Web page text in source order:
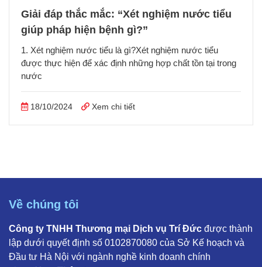
Giải đáp thắc mắc: “Xét nghiệm nước tiểu
giúp pháp hiện bệnh gì?”
1. Xét nghiệm nước tiểu là gì?Xét nghiệm nước tiểu
được thực hiện để xác định những hợp chất tồn tại trong
nước
18/10/2024 Xem chi tiết
Về chúng tôi
Công ty TNHH Thương mại Dịch vụ Trí Đức được thành
lập dưới quyết định số 0102870080 của Sở Kế hoạch và
Đầu tư Hà Nội với ngành nghề kinh doanh chính